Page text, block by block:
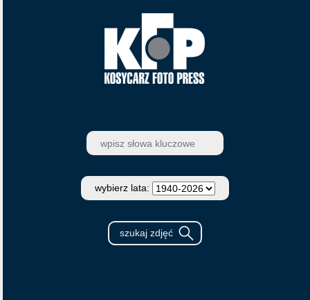
wybierz lata: